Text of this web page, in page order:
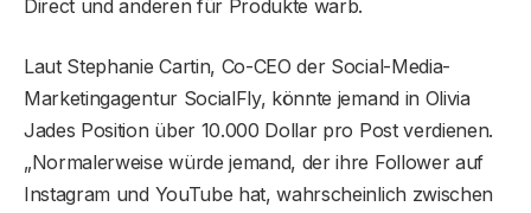
Direct und anderen für Produkte warb.
Laut Stephanie Cartin, Co-CEO der Social-Media-
Marketingagentur SocialFly, könnte jemand in Olivia
Jades Position über 10.000 Dollar pro Post verdienen.
„Normalerweise würde jemand, der ihre Follower auf
Instagram und YouTube hat, wahrscheinlich zwischen